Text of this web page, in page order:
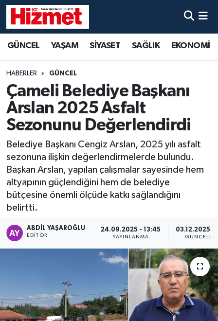
GÜNCEL YAŞAM SİYASET SAĞLIK EKONOMİ
HABERLER GÜNCEL
Çameli Belediye Başkanı
Arslan 2025 Asfalt
Sezonunu Değerlendirdi
Belediye Başkanı Cengiz Arslan, 2025 yılı asfalt
sezonuna ilişkin değerlendirmelerde bulundu.
Başkan Arslan, yapılan çalışmalar sayesinde hem
altyapının güçlendiğini hem de belediye
bütçesine önemli ölçüde katkı sağlandığını
belirtti.
ABDIL YAŞAROĞLU
EDITÖR
24.09.2025 - 13:45
YAYINLANMA
03.12.2025 -
YAŞAM
SİYASET
SAĞLIK
KÜLTÜR SANAT
SPOR
MAGAZİN
ÖZEL HABER
RESMİ REKLAM
Denizli Hava Durumu
Denizli Trafik Yoğunluk Haritası
Süper Lig Puan Durumu ve Fikstür
Son Dakika Haberleri
Haber Arşivi